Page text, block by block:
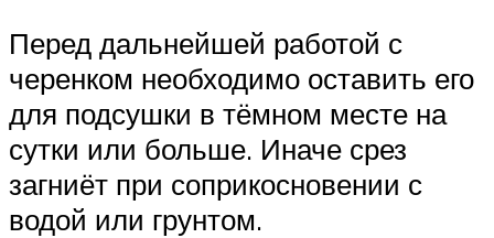
Перед дальнейшей работой с
черенком необходимо оставить его
для подсушки в тёмном месте на
сутки или больше. Иначе срез
загниёт при соприкосновении с
водой или грунтом.